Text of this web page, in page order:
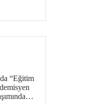
“Eğitim